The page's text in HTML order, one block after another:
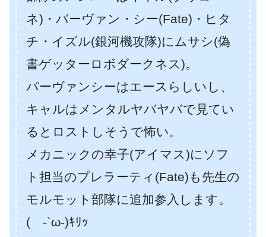
ネ)・バーヴァン・シー(Fate)・ヒタ
チ・イズル(銀河機攻隊)にムサシ(偽
書ゲッターロボダークネス)。
パーヴァンシーはエースらしいし、
キャルはメンタルヤバヤバで見てい
るとロストしそうで怖い。
メカニックの幸子(アイマス)にソフ
ト担当のプレラーティ(Fate)も先生の
モルモット部隊に追加参入します。
( -`ω-)ｷﾘｯ